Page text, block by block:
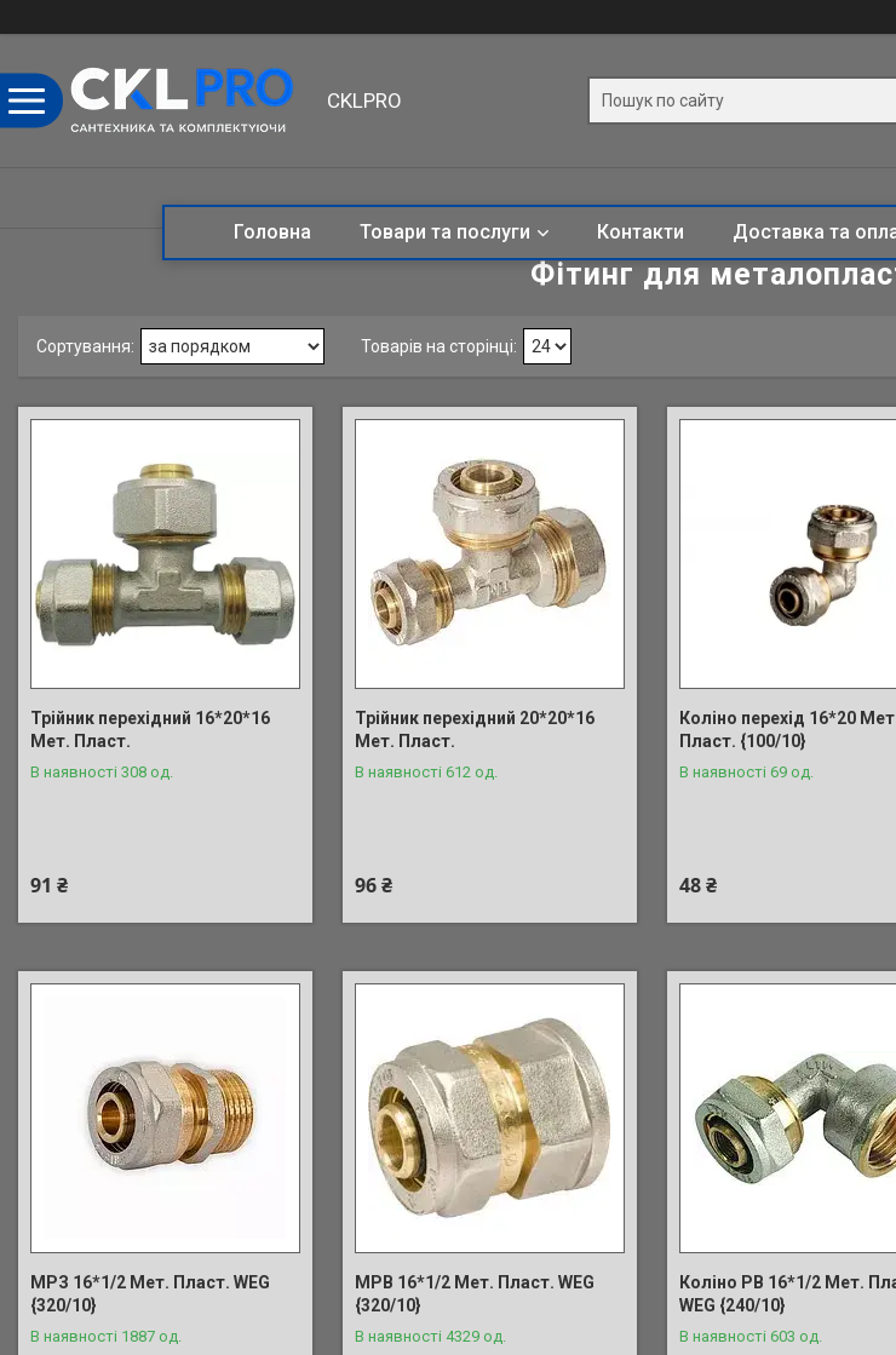
CKLPRO
Головна Товари та послуги Контакти Доставка та
Фітинг для
Трійник перехідний 16*20*16
Мет. Пласт.
В наявності 308 од.
91 ₴
Трійник перехідний 20*20*16
Мет. Пласт.
В наявності 612 од.
96 ₴
Коліно перехід 16*20
Пласт. {100/10}
В наявності 69 од.
48 ₴
МРЗ 16*1/2 Мет. Пласт. WEG
{320/10}
В наявності 1887 од.
МРВ 16*1/2 Мет. Пласт. WEG
{320/10}
В наявності 4329 од.
Коліно РВ 16*1/2 Мет.
WEG {240/10}
В наявності 603 од.